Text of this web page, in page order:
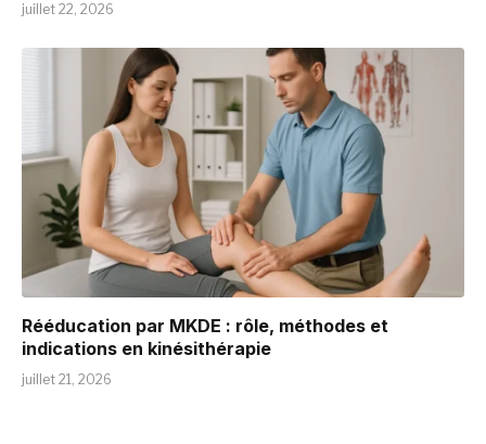
juillet 22, 2026
Rééducation par MKDE : rôle, méthodes et
indications en kinésithérapie
juillet 21, 2026